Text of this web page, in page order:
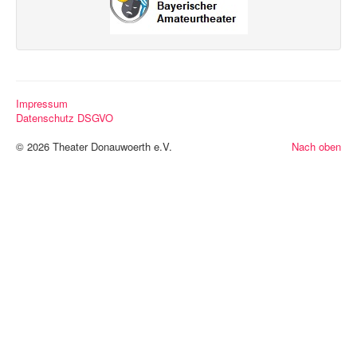
Impressum
Datenschutz DSGVO
Nach oben
© 2026 Theater Donauwoerth e.V.